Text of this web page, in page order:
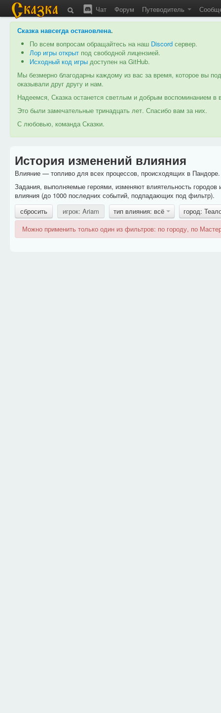
Чат Форум Путеводитель
Сказка навсегда остановлена.
По всем вопросам обращайтесь на наш Discord сервер.
Лор игры открыт под свободной лицензией.
Исходный код игры доступен на GitHub.
Мы безмерно благодарны каждому из вас за время, которое вы
оказывали друг другу и нам.
Надеемся, Сказка останется светлым и добрым воспоминанием
Это были замечательные тринадцать лет. Спасибо вам за них.
С любовью, команда Сказки.
История изменений влияния
Влияние — топливо для всех процессов, происходящих в
Задания, выполняемые героями, изменяют влиятельность
влияния (до 1000 последних событий, подпадающих под фильтр).
сбросить
игрок: Ariam тип влияния: всё
город:
Можно применить только один из фильтров: по городу, по